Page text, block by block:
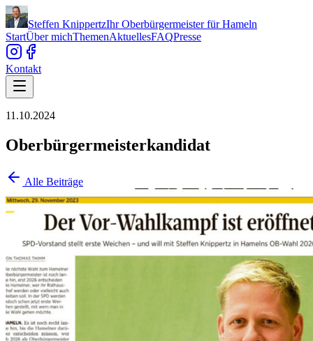
Steffen KnippertzIhr Oberbürgermeister für Hameln
StartÜber michThemenAktuellesFAQPresse
Kontakt
11.10.2024
Oberbürgermeisterkandidat
Alle Beiträge